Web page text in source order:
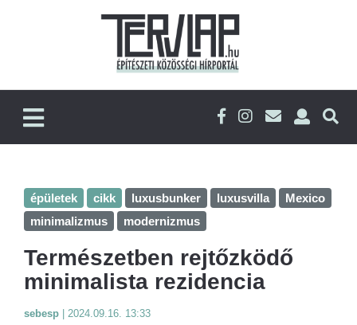
épületek cikk luxusbunker luxusvilla
Mexico
minimalizmus
modernizmus
Természetben rejtőzködő
minimalista rezidencia
sebesp 2024.09.16. 13:33